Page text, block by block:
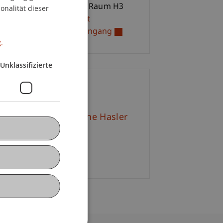
Liechtenstein, Raum H3
Management
/ MBA-Studiengang
Betr.oec. FH Nadine Hasler
dieser
Unklassifizierte